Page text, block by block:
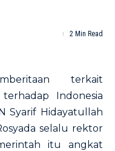
2 Min Read
terkait
Indonesia
Syarif Hidayatullah
selalu rektor
itu angkat